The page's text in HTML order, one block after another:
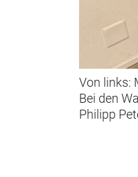
Von links:
Bei den
Philipp